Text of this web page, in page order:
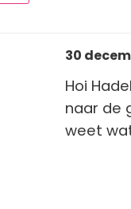
30
Hoi
naar de
weet